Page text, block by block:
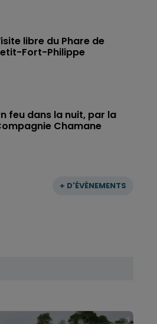
+ D'ÉVÈNEMENTS
libre du Phare de
Fort-Philippe
feu dans la nuit, par la
Chamane